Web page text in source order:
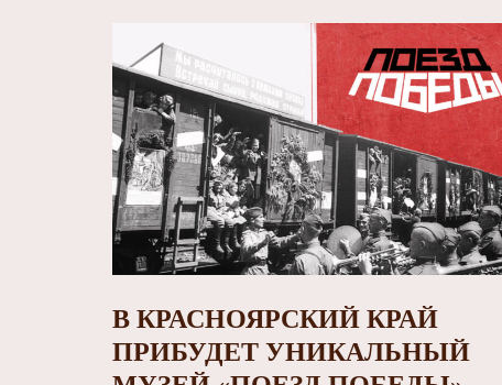
В КРАСНОЯРСКИЙ КРАЙ
ПРИБУДЕТ УНИКАЛЬНЫЙ